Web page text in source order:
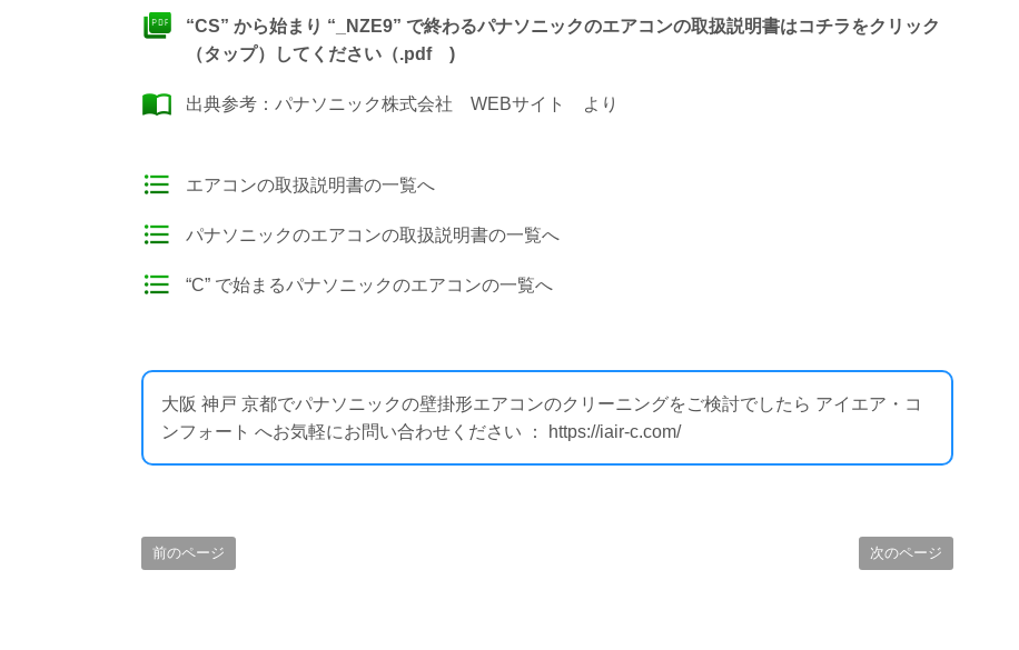
“CS” から始まり “_NZE9” で終わるパナソニックのエアコンの取扱説明書はコチラをクリック
（タップ）してください（.pdf )
出典参考： パナソニック株式会社 WEBサイト より
エアコンの取扱説明書の一覧へ
パナソニックのエアコンの取扱説明書の一覧へ
“C” で始まるパナソニックのエアコンの一覧へ
大阪 神戸 京都でパナソニックの壁掛形エアコンのクリーニングをご検討でしたら アイエア・コ
ンフォート へお気軽にお問い合わせください ： https://iair-c.com/
前のページ 次のページ